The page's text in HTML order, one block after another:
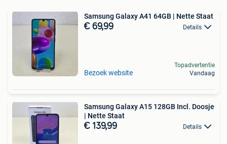
Samsung Galaxy A41 64GB | Nette Staat
€ 69,99 Details
Bezoek website
Topadvertentie
Vandaag
Samsung Galaxy A15 128GB Incl. Doosje
| Nette Staat
€ 139,99 Details